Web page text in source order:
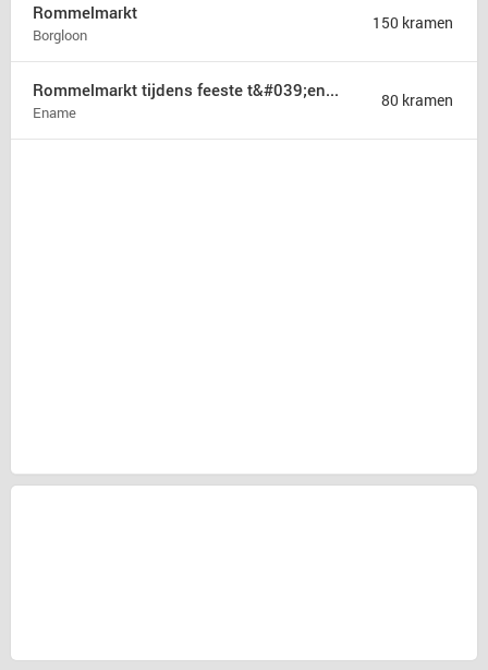
Rommelmarkt
Borgloon
150 kramen
Rommelmarkt tijdens feeste t&#039;ename
Ename
80 kramen